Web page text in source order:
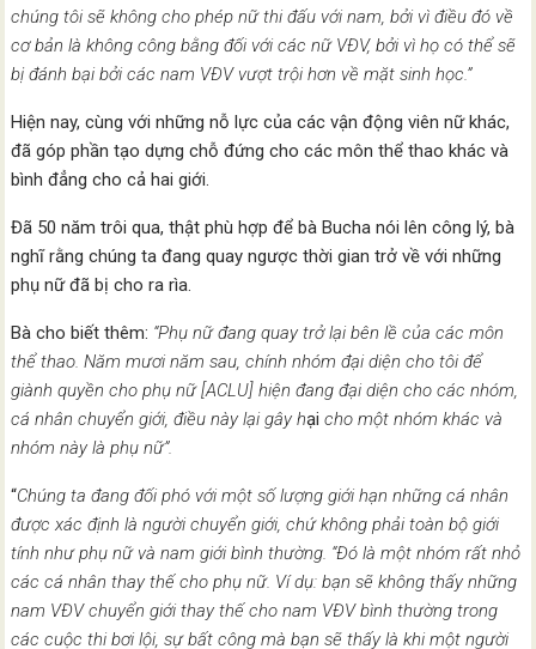
chúng tôi sẽ không cho phép nữ thi đấu với nam, bởi vì điều đó về
cơ bản là không công bằng đối với các nữ VĐV, bởi vì họ có thể sẽ
bị đánh bại bởi các nam VĐV vượt trội hơn về mặt sinh học.”
Hiện nay, cùng với những nỗ lực của các vận động viên nữ khác,
đã góp phần tạo dựng chỗ đứng cho các môn thể thao khác và
bình đẳng cho cả hai giới.
Đã 50 năm trôi qua, thật phù hợp để bà Bucha nói lên công lý, bà
nghĩ rằng chúng ta đang quay ngược thời gian trở về với những
phụ nữ đã bị cho ra rìa.
Bà cho biết thêm: “Phụ nữ đang quay trở lại bên lề của các môn
thể thao. Năm mươi năm sau, chính nhóm đại diện cho tôi để
giành quyền cho phụ nữ [ACLU] hiện đang đại diện cho các nhóm,
cá nhân chuyển giới, điều này lại gây hạicho một nhóm khác và
nhóm này là phụ nữ”.
“Chúng ta đang đối phó với một số lượng giới hạn những cá nhân
được xác định là người chuyển giới, chứ không phải toàn bộ giới
tính như phụ nữ và nam giới bình thường. “Đó là một nhóm rất nhỏ
các cá nhân thay thế cho phụ nữ. Ví dụ: bạn sẽ không thấy những
nam VĐV chuyển giới thay thế cho nam VĐV bình thường trong
các cuộc thi bơi lội, sự bất công mà bạn sẽ thấy là khi một người